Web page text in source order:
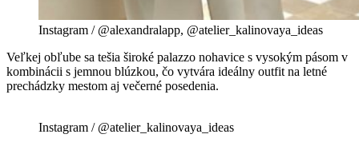
Instagram / @alexandralapp, @atelier_kalinovaya_ideas
Veľkej obľube sa tešia široké palazzo nohavice s vysokým pásom v
kombinácii s jemnou blúzkou, čo vytvára ideálny outfit na letné
prechádzky mestom aj večerné posedenia.
Instagram / @atelier_kalinovaya_ideas